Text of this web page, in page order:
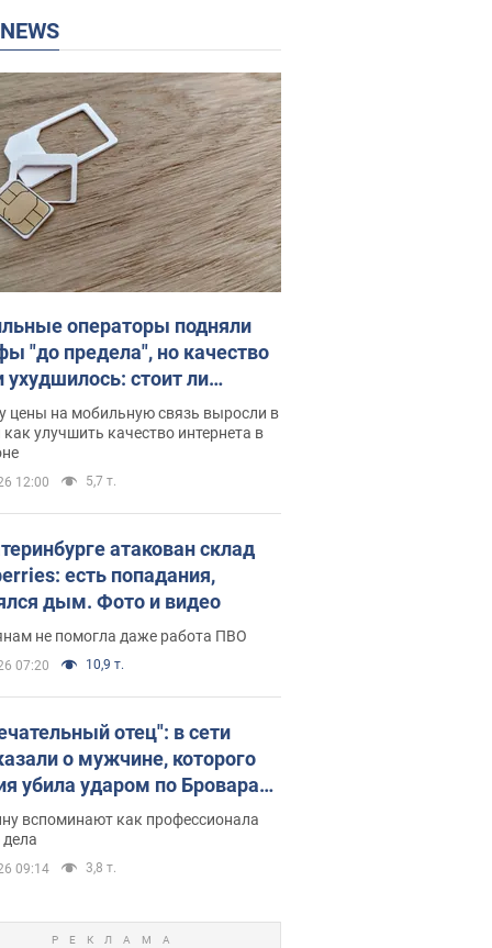
NEWS
операторы подняли
"до предела", но качество
ухудшилось: стоит ли
на цены
цены на мобильную связь выросли в
улучшить качество интернета в
12:00 5,7 т.
атакован склад
есть попадания,
дым. Фото и видео
не помогла даже работа ПВО
07:20 10,9 т.
отец": в сети
о мужчине, которого
убила ударом по Броварам.
вспоминают как профессионала
дела
09:14 3,8 т.